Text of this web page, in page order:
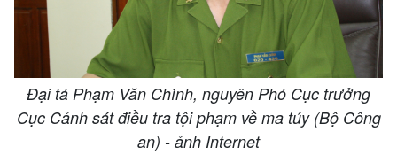
Đại tá Phạm Văn Chình, nguyên Phó Cục trưởng
Cục Cảnh sát điều tra tội phạm về ma túy (Bộ Công
an) - ảnh Internet